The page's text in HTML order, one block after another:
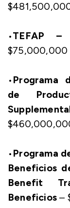
•TEFAP –
$75,000,000
• Programa
de
• Programa
Beneficios
Benefit
Beneficios –